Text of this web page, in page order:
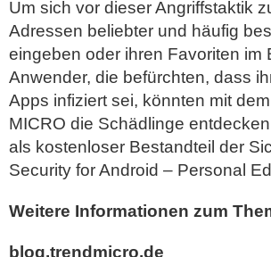
Um sich vor dieser Angriffstaktik
Adressen beliebter und häufig
eingeben oder ihren Favoriten im
Anwender, die befürchten, dass
Apps infiziert sei, könnten mit
MICRO die Schädlinge
als kostenloser Bestandteil der
Security for Android – Personal
Weitere Informationen zum
blog.trendmicro.de